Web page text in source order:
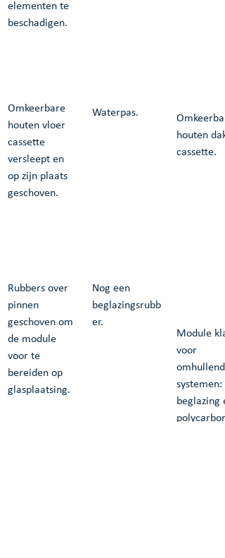
elementen te
beschadigen.
Omkeerbare
houten vloer
cassette
versleept en
op zijn plaats
geschoven.
Waterpas.
houten dak
cassette.
Rubbers over
pinnen
geschoven om
de module
voor te
bereiden op
glasplaatsing.
Nog een
beglazingsrubb
er.
Module
voor
systemen:
beglazing